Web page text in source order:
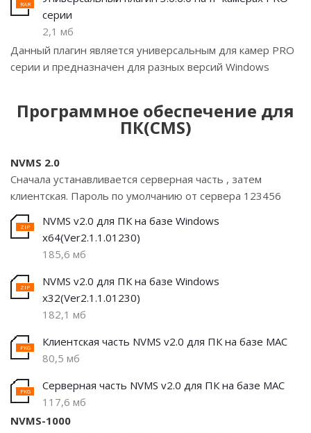
серии
2,1 мб
Данный плагин является универсальным для камер PRO
серии и предназначен для разных версий Windows
Программное обеспечение для
ПК(CMS)
NVMS 2.0
Сначала устанавливается серверная часть , затем
клиентская. Пароль по умолчанию от сервера 123456
NVMS v2.0 для ПК на базе Windows
х64(Ver2.1.1.01230)
185,6 мб
NVMS v2.0 для ПК на базе Windows
х32(Ver2.1.1.01230)
182,1 мб
Клиентская часть NVMS v2.0 для ПК на базе MAC
80,5 мб
Серверная часть NVMS v2.0 для ПК на базе MAC
117,6 мб
NVMS-1000